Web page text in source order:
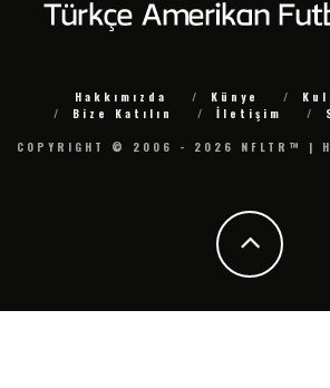
Hakkımızda Künye
Bize Katılın
İletişim
COPYRIGHT © 2006 - 2026 NFLTR™ |